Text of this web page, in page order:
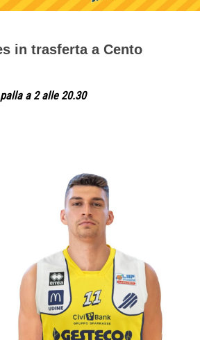
in trasferta a Cento
a 2 alle 20.30